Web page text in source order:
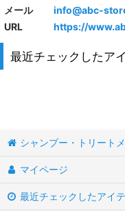
メール
info@abc-
URL
https://
最近チェックしたア
シャンプー・トリート
マイページ
最近チェックしたアイ